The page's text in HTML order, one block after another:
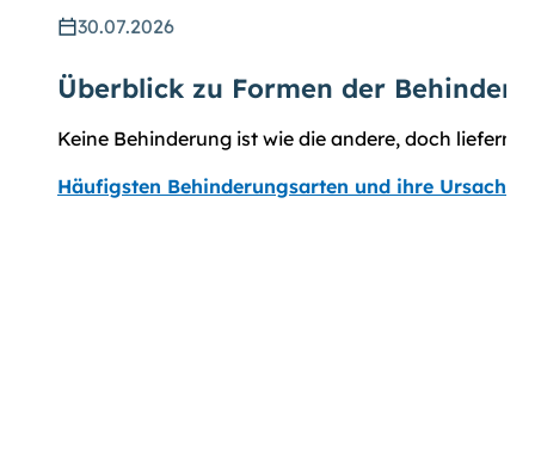
30.07.2026
Überblick zu Formen der
Keine Behinderung ist wie die andere, doch liefern
Häufigsten Behinderungsarten und ihre Ursachen